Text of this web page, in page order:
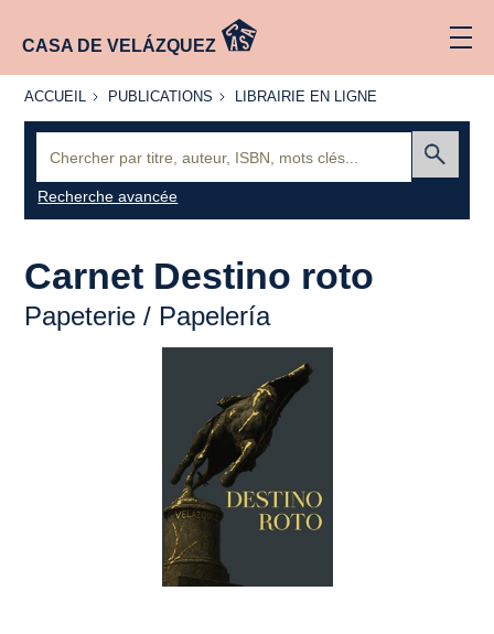
CASA DE VELÁZQUEZ
ACCUEIL
ACCUEIL PUBLICATIONS
PUBLICATIONS
LIBRAIRIE
LIBRAIRIE EN LIGNE
Recherche avancée
Carnet Destino roto
Papeterie / Papelería